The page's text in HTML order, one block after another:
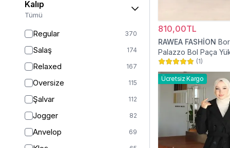
Kalıp
Tümü
Regular 370
Salaş 174
Relaxed 167
Oversize 115
Şalvar 112
Jogger 82
Anvelop 69
810,00TL
RAWEA FASHİON
Palazzo Bol Paça
Tesettür Pantolon
(1)
Ücretsiz Kargo